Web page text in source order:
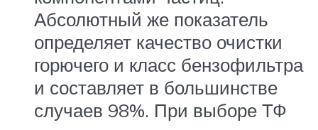
Абсолютный же показатель
определяет качество очистки
горючего и класс бензофильтра
и составляет в большинстве
случаев 98%. При выборе ТФ